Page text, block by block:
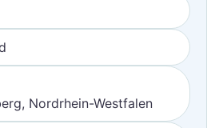
Nordrhein-Westfalen